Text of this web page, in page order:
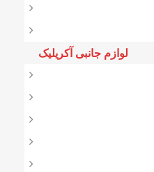
لوازم جانبی آکریلیک